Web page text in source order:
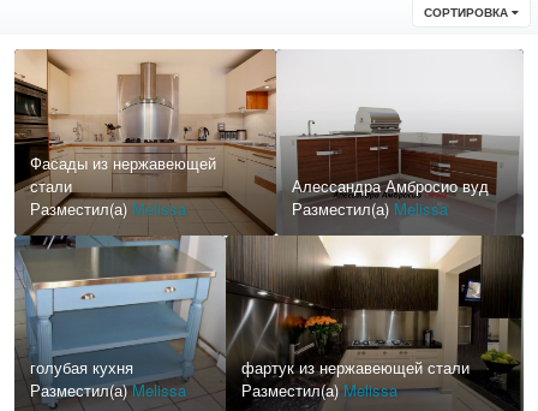
СОРТИРОВКА
Фасады из нержавеющей
стали
Разместил(а) Melissa
Алессандра Амбросио вуд
Разместил(а) Melissa
голубая кухня
Разместил(а)Melissa
фартук из нержавеющей стали
Разместил(а) Melissa